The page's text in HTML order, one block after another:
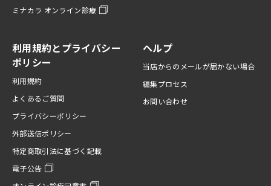
ミナカラ オンライン診療
利用規約とプライバシー
ポリシー
利用規約
よくあるご質問
プライバシーポリシー
外部送信ポリシー
特定商取引法に基づく記載
電子公告
ヘルプ
当店からのメールが届かない場合
編集プロセス
お問い合わせ